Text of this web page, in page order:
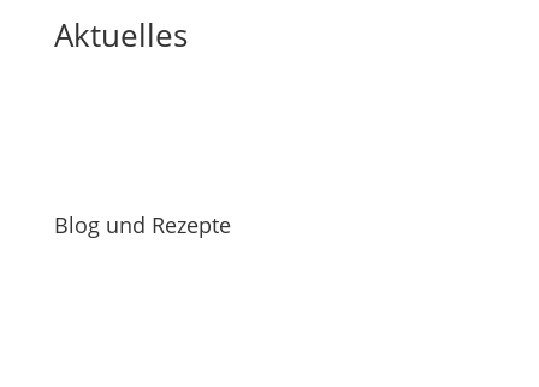
Aktuelles
Blog und Rezepte